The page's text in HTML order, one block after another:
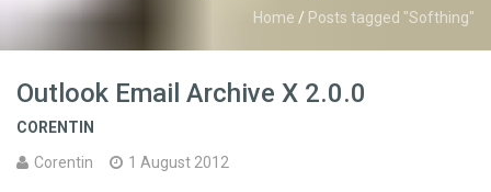
Home / Posts tagged "Softhing"
Outlook Email Archive X 2.0.0
CORENTIN
Corentin
1 August 2012